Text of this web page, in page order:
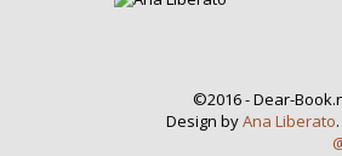
©2016 - Dear-
Design byAna Liberato